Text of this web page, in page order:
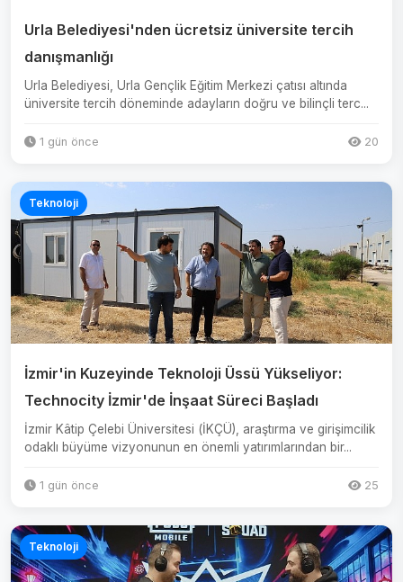
Urla Belediyesi'nden ücretsiz üniversite tercih
danışmanlığı
Urla Belediyesi, Urla Gençlik Eğitim Merkezi çatısı altında
üniversite tercih döneminde adayların doğru ve bilinçli terc...
1 gün önce 20
Teknoloji
İzmir'in Kuzeyinde Teknoloji Üssü Yükseliyor:
Technocity İzmir'de İnşaat Süreci Başladı
İzmir Kâtip Çelebi Üniversitesi (İKÇÜ), araştırma ve girişimcilik
odaklı büyüme vizyonunun en önemli yatırımlarından bir...
1 gün önce 25
Teknoloji